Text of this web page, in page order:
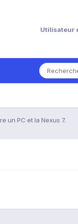
Utilisateur
un PC et la Nexus 7.